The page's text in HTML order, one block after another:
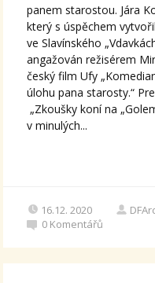
panem starostou. Jára
který s úspěchem
ve Slavínského
angažován režisérem
český film Ufy
úlohu pana starosty.“
„Zkoušky koní na
v minulých...
16.12. 2020
0 Komentářů